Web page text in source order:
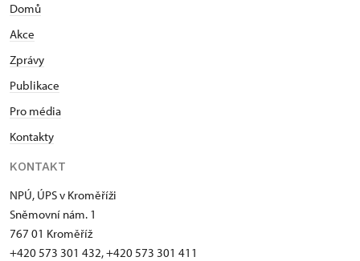
Domů
Akce
Zprávy
Publikace
Pro média
Kontakty
KONTAKT
NPÚ, ÚPS v Kroměříži
Sněmovní nám. 1
767 01 Kroměříž
+420 573 301 432, +420 573 301 411